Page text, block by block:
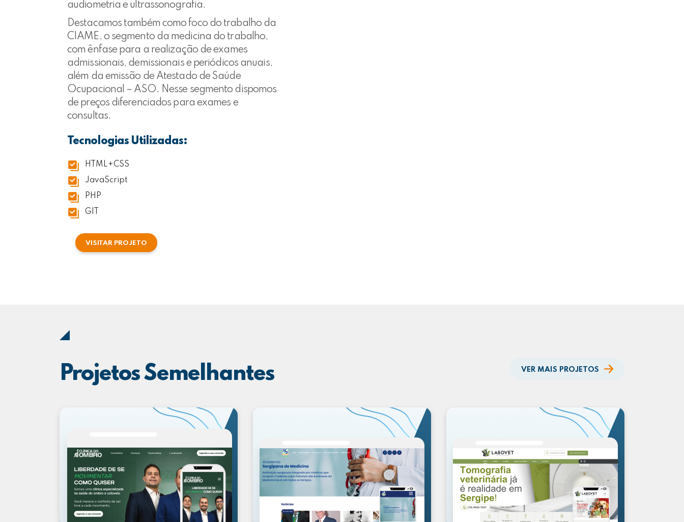
audiometria e ultrassonografia.
Destacamos também como foco do trabalho da
CIAME, o segmento da medicina do trabalho,
com ênfase para a realização de exames
admissionais, demissionais e periódicos anuais,
além da emissão de Atestado de Saúde
Ocupacional – ASO. Nesse segmento dispomos
de preços diferenciados para exames e
consultas.
Tecnologias Utilizadas:
HTML+CSS
JavaScript
PHP
GIT
VISITAR PROJETO
Projetos Semelhantes VER MAIS PROJETOS